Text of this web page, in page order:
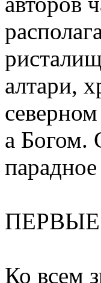
алтари,
а Богом.
Ко всем